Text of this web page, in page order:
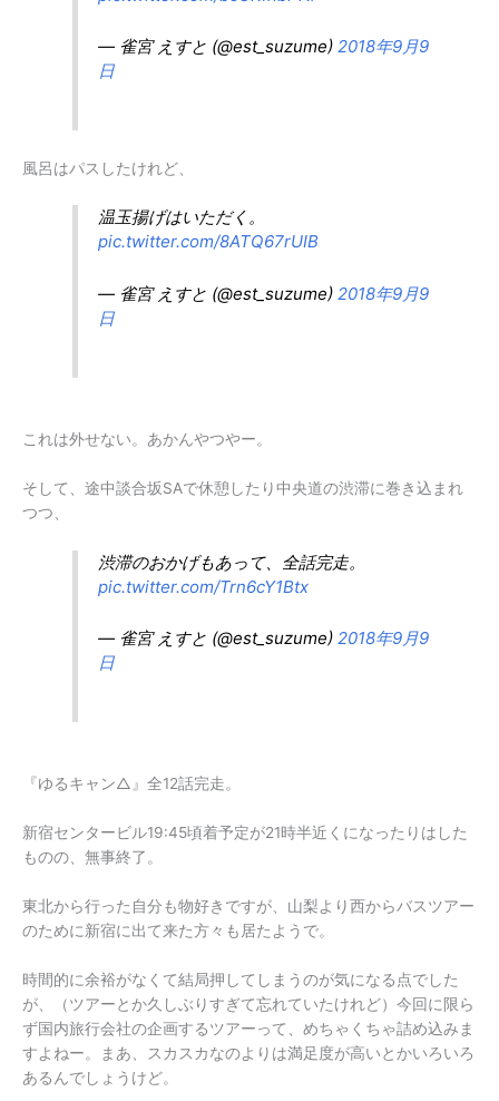
— 雀宮 えすと (@est_suzume)2018年9月9
日
風呂はパスしたけれど、
温玉揚げはいただく。
pic.twitter.com/8ATQ67rUIB
— 雀宮 えすと (@est_suzume) 2018年9月9
日
これは外せない。あかんやつやー。
そして、途中談合坂SAで休憩したり中央道の渋滞に巻き込まれ
つつ、
渋滞のおかげもあって、全話完走。
pic.twitter.com/Trn6cY1Btx
— 雀宮 えすと (@est_suzume) 2018年9月9
日
『ゆるキャン△』全12話完走。
新宿センタービル19:45頃着予定が21時半近くになったりはした
ものの、無事終了。
東北から行った自分も物好きですが、山梨より西からバスツアー
のために新宿に出て来た方々も居たようで。
時間的に余裕がなくて結局押してしまうのが気になる点でした
が、（ツアーとか久しぶりすぎて忘れていたけれど）今回に限ら
ず国内旅行会社の企画するツアーって、めちゃくちゃ詰め込みま
すよねー。まあ、スカスカなのよりは満足度が高いとかいろいろ
あるんでしょうけど。